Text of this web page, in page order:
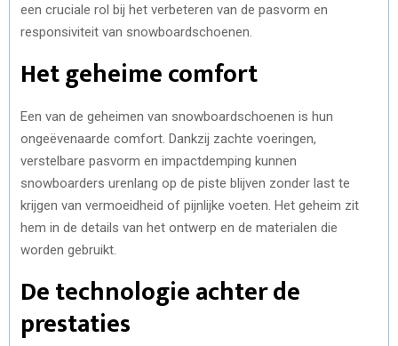
een cruciale rol bij het verbeteren van de pasvorm en
responsiviteit van snowboardschoenen.
Het geheime comfort
Een van de geheimen van snowboardschoenen is hun
ongeëvenaarde comfort. Dankzij zachte voeringen,
verstelbare pasvorm en impactdemping kunnen
snowboarders urenlang op de piste blijven zonder last te
krijgen van vermoeidheid of pijnlijke voeten. Het geheim zit
hem in de details van het ontwerp en de materialen die
worden gebruikt.
De technologie achter de
prestaties